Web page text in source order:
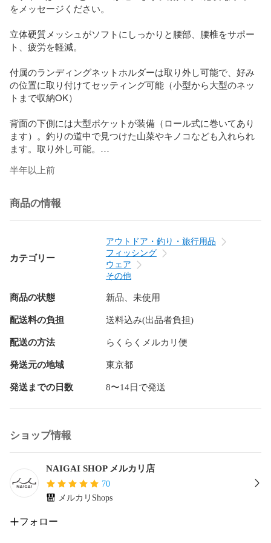
をメッセージください。
立体硬質メッシュがソフトにしっかりと腰部、腰椎をサポー
ト、疲労を軽減。
付属のランディングネットホルダーは取り外し可能で、好み
の位置に取り付けてセッティング可能（小型から大型のネッ
トまで収納OK）
背面の下側には大型ポケットが装備（ロール式に巻いてあり
ます）。釣りの道中で見つけた山菜やキノコなども入れられ
ます。取り外し可能。
力に優れています。
（樹脂系バックルモデルも別にございます）
腰を保護し、長時間の徒行時などに負担を軽減します。
折りたたみできる腰袋、Dカン、ネットホルダー（取り外し可
能）なども装備しております。
ますので申し付けください。
●メタルバックルタイプ
※土日注文の場合は翌月曜日以降最速で発送いたします。
できますので、サイズ調整（フィット感）はお好みに調整可
半年以上前
商品の情報
カテゴリー
アウトドア・釣り・旅行用品
フィッシング
ウェア
その他
商品の状態 新品、未使用
配送料の負担 送料込み(出品者負担)
配送の方法 らくらくメルカリ便
発送元の地域 東京都
発送までの日数 8〜14日で発送
ショップ情報
NAIGAI SHOP メルカリ店
70
メルカリShops
フォロー